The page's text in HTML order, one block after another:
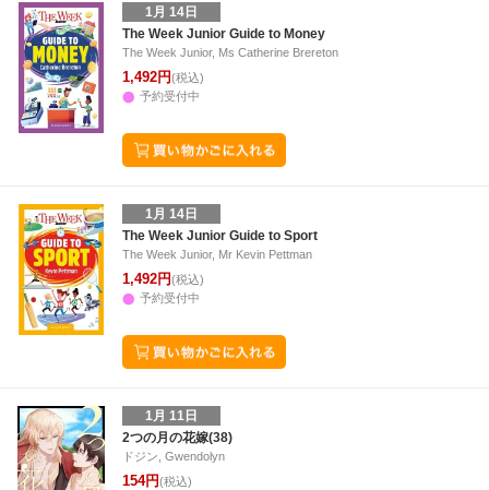
1月 14日
The Week Junior Guide to Money
The Week Junior, Ms Catherine Brereton
1,492円(税込)
予約受付中
1月 14日
The Week Junior Guide to Sport
The Week Junior, Mr Kevin Pettman
1,492円(税込)
予約受付中
1月 11日
2つの月の花嫁(38)
ドジン, Gwendolyn
154円(税込)